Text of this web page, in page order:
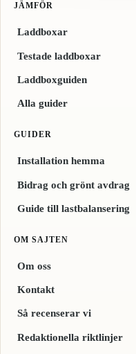
JÄMFÖR
Laddboxar
Testade laddboxar
Laddboxguiden
Alla guider
GUIDER
Installation hemma
Bidrag och grönt avdrag
Guide till lastbalansering
OM SAJTEN
Om oss
Kontakt
Så recenserar vi
Redaktionella riktlinjer